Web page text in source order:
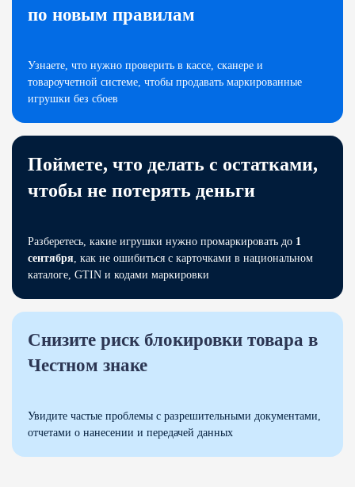
по новым правилам
Узнаете, что нужно проверить в кассе, сканере и
товароучетной системе, чтобы продавать маркированные
игрушки без сбоев
Поймете, что делать с остатками,
чтобы не потерять деньги
Разберетесь, какие игрушки нужно промаркировать до 1
сентября , как не ошибиться с карточками в национальном
каталоге , GTIN и кодами маркировки
Снизите риск блокировки товара в
Честном знаке
Увидите частые проблемы с разрешительными документами,
отчетами о нанесении и передачей данных